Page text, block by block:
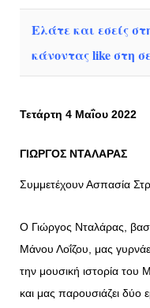
Ελάτε και εσείς
κάνοντας like στη
Τετάρτη 4 Μαΐου 2022
ΓΙΩΡΓΟΣ ΝΤΑΛΑΡΑΣ
Συμμετέχουν Ασπασία
Ο Γιώργος Νταλάρας,
Μάνου Λοΐζου, μας
την μουσική ιστορία του
και μας παρουσιάζει δύο